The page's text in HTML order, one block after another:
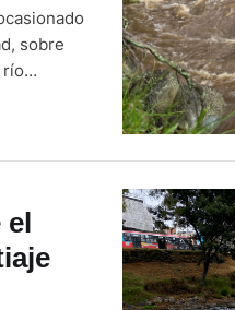
sobre
río
el
el